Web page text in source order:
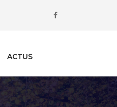
ACTUS